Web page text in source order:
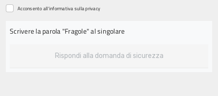
Acconsento all'informativa sullaprivacy
Scrivere la parola "Fragole" al singolare